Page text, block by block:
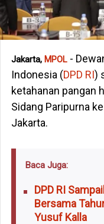
Jakarta, MPOL-
Indonesia (DPD RI)
ketahanan pangan
Sidang Paripurna
Jakarta.
Baca Juga:
DPD RI
Bersama
Yusuf Kalla